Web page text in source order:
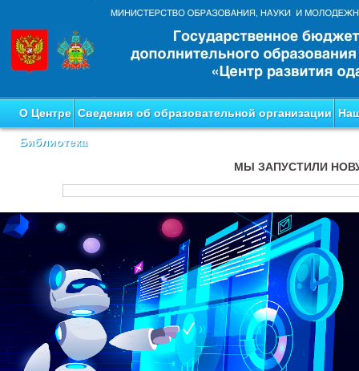
О Центре Сведения об образовательной организации
Библиотека
МЫ ЗАПУСТИЛИ